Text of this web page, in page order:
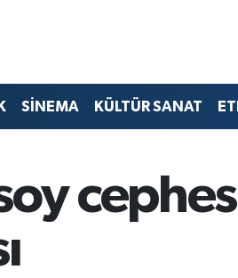
SİNEMA KÜLTÜR SANAT